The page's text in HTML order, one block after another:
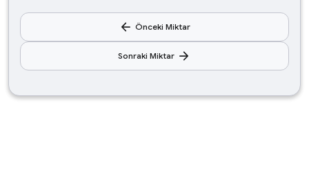
arrow_back Önceki Miktar
Sonraki Miktar arrow_forward